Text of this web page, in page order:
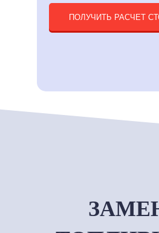
ПОЛУЧИТЬ РАСЧЕТ